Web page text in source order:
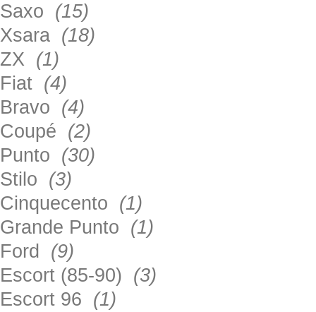
Saxo (15)
Xsara (18)
ZX (1)
Fiat (4)
Bravo (4)
Coupé (2)
Punto (30)
Stilo (3)
Cinquecento (1)
Grande Punto (1)
Ford (9)
Escort (85-90) (3)
Escort 96 (1)